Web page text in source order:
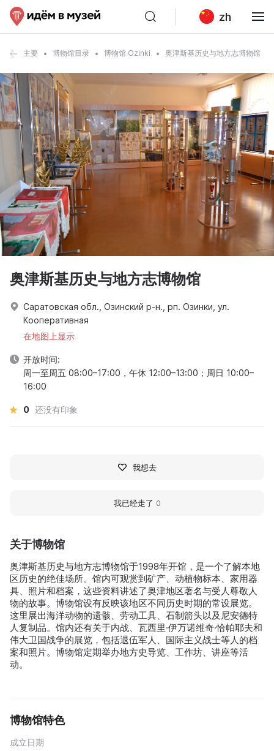
zh
主要 博物馆目录 博物馆 Ozinki 奥津斯基历史与地方志博物馆
关于博物馆
奥津斯基历史与地方志博物馆于1998年开馆，是一个了解本地
区历史的绝佳场所。馆内可观赏到矿产、动植物标本、家用器
具、照片和档案，这些资料讲述了奥津地区著名与受人尊敬人
物的故事。博物馆设有反映该地区不同历史时期的常设展览。
这里展出海洋动物的遗骸、劳动工具、石制箭头以及尼安德特
人复制品。馆内还有关于内战、瓦西里·伊万诺维奇·恰帕耶夫和
伟大卫国战争的展览，包括退伍军人、国际主义战士等人的档
案和照片。博物馆定期举办地方史导览、工作坊、讲座等活
动。
博物馆特色
成立日期
奥津斯基历史与地方志博物馆
Саратовская обл., Озинский р-н., рп. Озинки, ул.
Кооперативная
在地图上显示
开放时间:
周一至周五 08:00–17:00，午休 12:00–13:00；周日 10:00–
16:00
0 还没有印象
我想去
我已经走了 0